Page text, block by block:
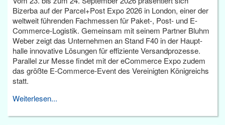
Bizerba auf der Parcel+Post Expo 2026 in London, einer der
weltweit führenden Fachmessen für Paket-, Post- und E-
Commerce-Logistik. Gemeinsam mit seinem Partner Bluhm
Weber zeigt das Unternehmen an Stand F40 in der Haupt­
halle innovative Lösungen für effiziente Versandprozesse.
Parallel zur Messe findet mit der eCommerce Expo zudem
das größte E-Commerce-Event des Vereinigten Königreichs
statt.
Weiterlesen...